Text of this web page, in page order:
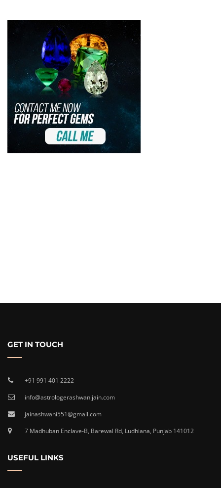
GET IN TOUCH
+91 991 401 2222
info@astrologerashwanijain.com
jainashwani551@gmail.com
7 Madhuban Enclave-B, Barewal Rd, Ludhiana, Punjab 141012
USEFUL LINKS